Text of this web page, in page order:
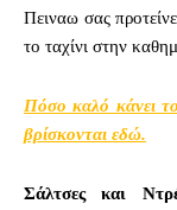
Πειναω σας
το ταχίνι στην
Πόσο καλό κάνει
βρίσκονται εδώ.
Σάλτσες και